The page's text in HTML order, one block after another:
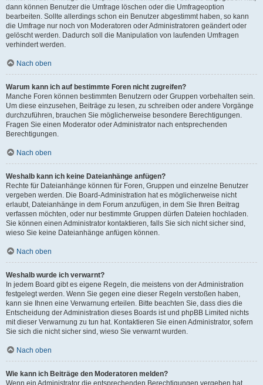
dann können Benutzer die Umfrage löschen oder die Umfrageoption
bearbeiten. Sollte allerdings schon ein Benutzer abgestimmt haben, so kann
die Umfrage nur noch von Moderatoren oder Administratoren geändert oder
gelöscht werden. Dadurch soll die Manipulation von laufenden Umfragen
verhindert werden.
Nach oben
Warum kann ich auf bestimmte Foren nicht zugreifen?
Manche Foren können bestimmten Benutzern oder Gruppen vorbehalten sein.
Um diese einzusehen, Beiträge zu lesen, zu schreiben oder andere Vorgänge
durchzuführen, brauchen Sie möglicherweise besondere Berechtigungen.
Fragen Sie einen Moderator oder Administrator nach entsprechenden
Berechtigungen.
Nach oben
Weshalb kann ich keine Dateianhänge anfügen?
Rechte für Dateianhänge können für Foren, Gruppen und einzelne Benutzer
vergeben werden. Die Board-Administration hat es möglicherweise nicht
erlaubt, Dateianhänge in dem Forum anzufügen, in dem Sie Ihren Beitrag
verfassen möchten, oder nur bestimmte Gruppen dürfen Dateien hochladen.
Sie können einen Administrator kontaktieren, falls Sie sich nicht sicher sind,
wieso Sie keine Dateianhänge anfügen können.
Nach oben
Weshalb wurde ich verwarnt?
In jedem Board gibt es eigene Regeln, die meistens von der Administration
festgelegt werden. Wenn Sie gegen eine dieser Regeln verstoßen haben,
kann sie Ihnen eine Verwarnung erteilen. Bitte beachten Sie, dass dies die
Entscheidung der Administration dieses Boards ist und phpBB Limited nichts
mit dieser Verwarnung zu tun hat. Kontaktieren Sie einen Administrator, sofern
Sie sich die nicht sicher sind, wieso Sie verwarnt wurden.
Nach oben
Wie kann ich Beiträge den Moderatoren melden?
Wenn ein Administrator die entsprechenden Berechtigungen vergeben hat,